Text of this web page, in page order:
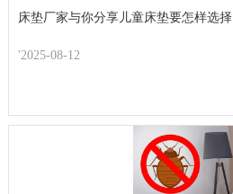
床垫厂家与你分享儿童床垫要怎样选择
'2025-08-12